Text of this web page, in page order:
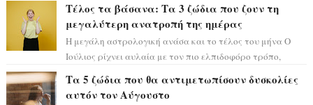
Τέλος τα βάσανα: Τα 3 ζώδια που ζουν τη
μεγαλύτερη ανατροπή της ημέρας
Η μεγάλη αστρολογική ανάσα και το τέλος του μήνα Ο
Ιούλιος ρίχνει αυλαία με τον πιο ελπιδοφόρο τρόπο,
Τα 5 ζώδια που θα αντιμετωπίσουν δυσκολίες
αυτόν τον Αύγουστο